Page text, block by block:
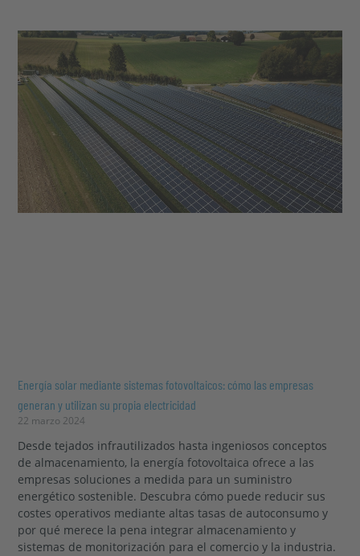
Energía solar mediante sistemas fotovoltaicos: cómo las empresas
generan y utilizan su propia electricidad
22 marzo 2024
Desde tejados infrautilizados hasta ingeniosos conceptos
de almacenamiento, la energía fotovoltaica ofrece a las
empresas soluciones a medida para un suministro
energético sostenible. Descubra cómo puede reducir sus
costes operativos mediante altas tasas de autoconsumo y
por qué merece la pena integrar almacenamiento y
sistemas de monitorización para el comercio y la industria.